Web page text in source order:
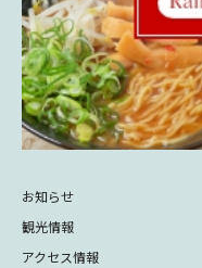
お知らせ
観光情報
アクセス情報